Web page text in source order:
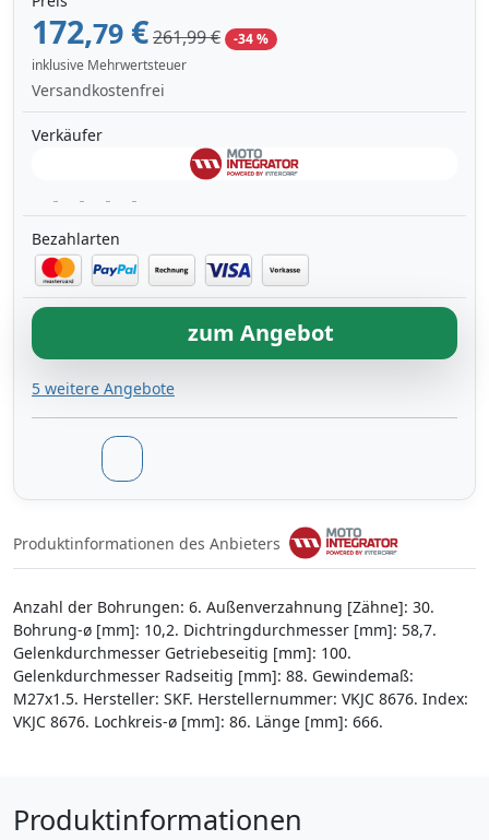
172,79 €261,99 €
-34 %
inklusive Mehrwertsteuer
Versandkostenfrei
Verkäufer
Bezahlarten
zum Angebot
5 weitere Angebote
Produktinformationen des Anbieters
Anzahl der Bohrungen: 6. Außenverzahnung [Zähne]: 30.
Bohrung-ø [mm]: 10,2. Dichtringdurchmesser [mm]: 58,7.
Gelenkdurchmesser Getriebeseitig [mm]: 100.
Gelenkdurchmesser Radseitig [mm]: 88. Gewindemaß:
M27x1.5. Hersteller: SKF. Herstellernummer: VKJC 8676. Index:
VKJC 8676. Lochkreis-ø [mm]: 86. Länge [mm]: 666.
Produktinformationen